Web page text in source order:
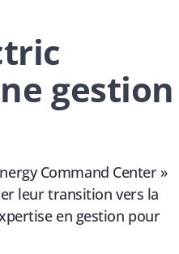
gestion
Command Center »
leur transition vers la
en gestion pour